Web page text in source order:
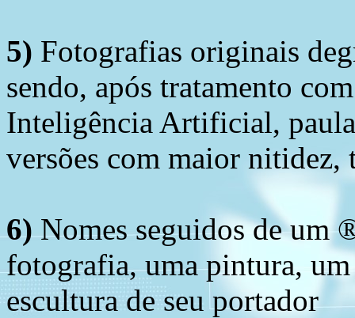
5) Fotografias originais
sendo, após tratamento
Inteligência Artificial,
versões com maior nitidez,
6)Nomes seguidos de um
fotografia, uma pintura,
escultura de seu portador